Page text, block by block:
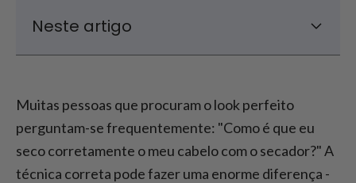
Neste artigo
Aumentar o volume e o brilho com um
secador de cabelo adequado
Quando é que se deve evitar secar o cabelo
com o secador?
Muitas pessoas que procuram o look perfeito
perguntam-se frequentemente: "Como é que eu
seco corretamente o meu cabelo com o secador?" A
técnica correta pode fazer uma enorme diferença -